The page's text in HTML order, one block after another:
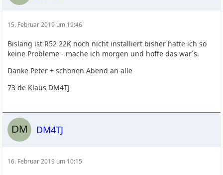
15. Februar 2019 um 19:46
Bislang ist R52 22K noch nicht installiert bisher hatte ich so
keine Probleme - mache ich morgen und hoffe das war´s.
Danke Peter + schönen Abend an alle
73 de Klaus DM4TJ
DM4TJ
16. Februar 2019 um 10:15